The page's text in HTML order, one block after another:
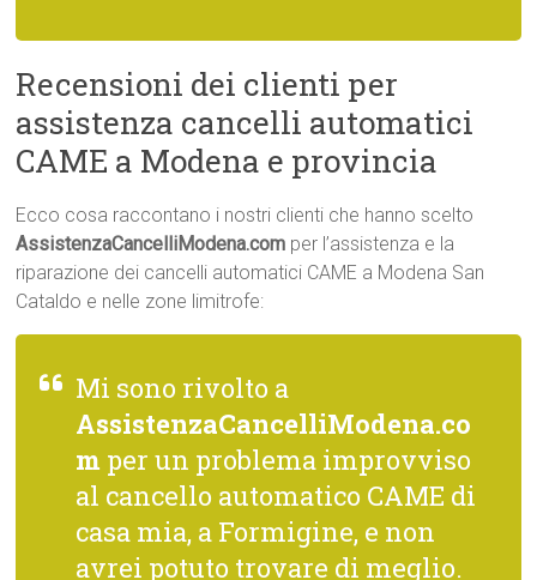
Recensioni dei clienti per
assistenza cancelli automatici
CAME a Modena e provincia
Ecco cosa raccontano i nostri clienti che hanno scelto
AssistenzaCancelliModena.com per l’assistenza e la
riparazione dei cancelli automatici CAME a Modena San
Cataldo e nelle zone limitrofe:
Mi sono rivolto a
AssistenzaCancelliModena.co
m per un problema improvviso
al cancello automatico CAME di
casa mia, a Formigine, e non
avrei potuto trovare di meglio.